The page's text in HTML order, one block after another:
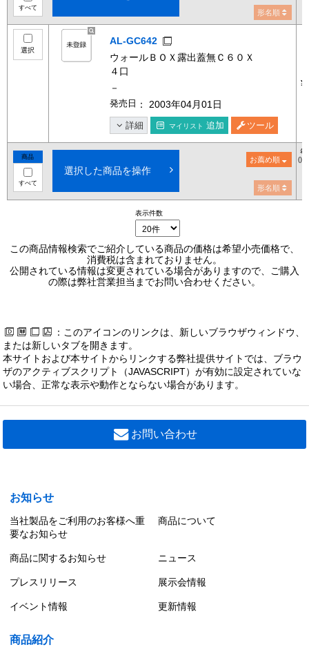
すべて
形名順
選択
AL-GC642
ウォールＢＯＸ露出蓋無Ｃ６０Ｘ
４口
－
発売日 ： 2003年04月01日
詳細 マイリスト 追加 ツール
商品
すべて
選択した商品を操作
お薦め順
希
()
形名順
表示件数
この商品情報検索でご紹介している商品の価格は希望小売価格で、
消費税は含まれておりません。
公開されている情報は変更されている場合がありますので、ご購入
の際は弊社営業担当までお問い合わせください。
：このアイコンのリンクは、新しいブラウザウィンドウ、
または新しいタブを開きます。
本サイトおよび本サイトからリンクする弊社提供サイトでは、ブラウ
ザのアクティブスクリプト（JAVASCRIPT）が有効に設定されていな
い場合、正常な表示や動作とならない場合があります。
お問い合わせ
お知らせ
当社製品をご利用のお客様へ重
要なお知らせ
商品について
商品に関するお知らせ ニュース
プレスリリース 展示会情報
イベント情報 更新情報
商品紹介